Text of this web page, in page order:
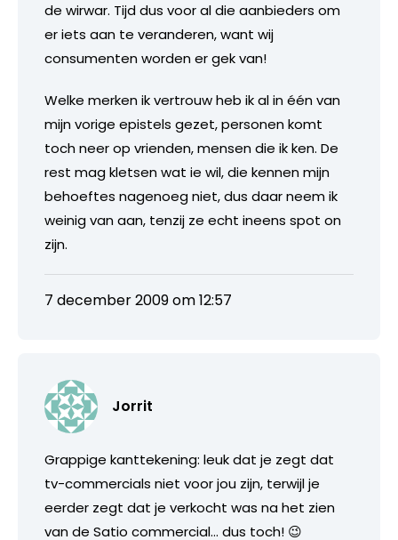
de wirwar. Tijd dus voor al die aanbieders om
er iets aan te veranderen, want wij
consumenten worden er gek van!
Welke merken ik vertrouw heb ik al in één van
mijn vorige epistels gezet, personen komt
toch neer op vrienden, mensen die ik ken. De
rest mag kletsen wat ie wil, die kennen mijn
behoeftes nagenoeg niet, dus daar neem ik
weinig van aan, tenzij ze echt ineens spot on
zijn.
7 december 2009 om 12:57
Jorrit
Grappige kanttekening: leuk dat je zegt dat
tv-commercials niet voor jou zijn, terwijl je
eerder zegt dat je verkocht was na het zien
van de Satio commercial… dus toch! 😉